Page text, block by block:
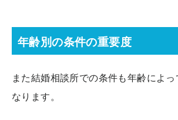
年齢別の条件の重要度
また結婚相談所での条件も年齢によ
なります。